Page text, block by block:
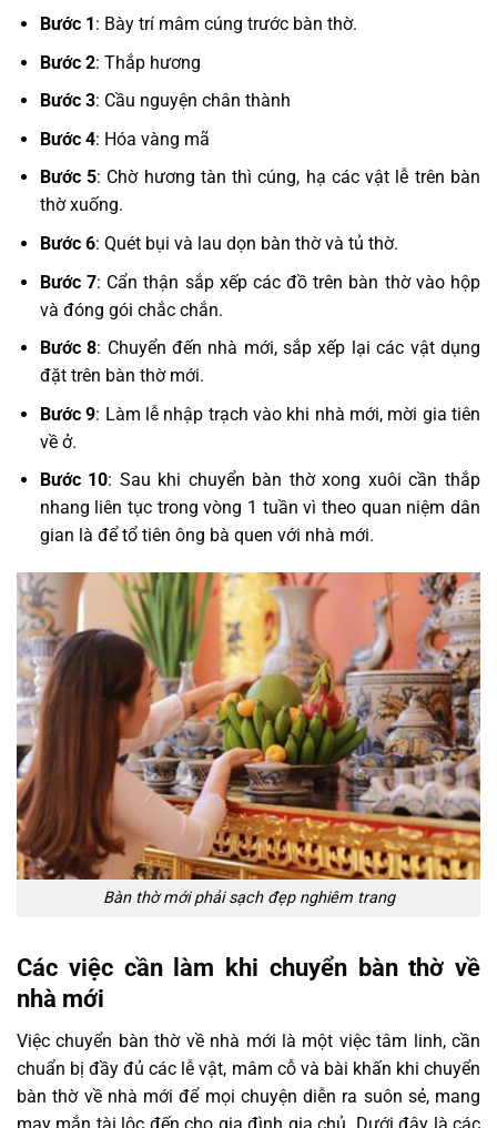
Bước 1: Bày trí mâm cúng trước bàn thờ.
Bước 2: Thắp hương
Bước 3: Cầu nguyện chân thành
Bước 4: Hóa vàng mã
Bước 5: Chờ hương tàn thì cúng, hạ các vật lễ trên bàn
thờ xuống.
Bước 6: Quét bụi và lau dọn bàn thờ và tủ thờ.
Bước 7: Cẩn thận sắp xếp các đồ trên bàn thờ vào hộp
và đóng gói chắc chắn.
Bước 8: Chuyển đến nhà mới, sắp xếp lại các vật dụng
đặt trên bàn thờ mới.
Bước 9: Làm lễ nhập trạch vào khi nhà mới, mời gia tiên
về ở.
Bước 10: Sau khi chuyển bàn thờ xong xuôi cần thắp
nhang liên tục trong vòng 1 tuần vì theo quan niệm dân
gian là để tổ tiên ông bà quen với nhà mới.
Bàn thờ mới phải sạch đẹp nghiêm trang
Các việc cần làm khi chuyển bàn thờ về
nhà mới
Việc chuyển bàn thờ về nhà mới là một việc tâm linh, cần
chuẩn bị đầy đủ các lễ vật, mâm cỗ và bài khấn khi chuyển
bàn thờ về nhà mới để mọi chuyện diễn ra suôn sẻ, mang